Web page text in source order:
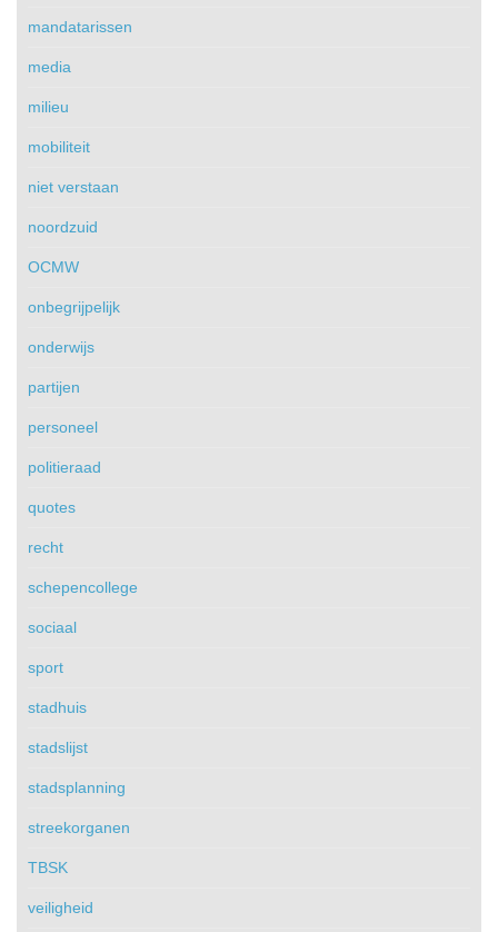
mandatarissen
media
milieu
mobiliteit
niet verstaan
noordzuid
OCMW
onbegrijpelijk
onderwijs
partijen
personeel
politieraad
quotes
recht
schepencollege
sociaal
sport
stadhuis
stadslijst
stadsplanning
streekorganen
TBSK
veiligheid